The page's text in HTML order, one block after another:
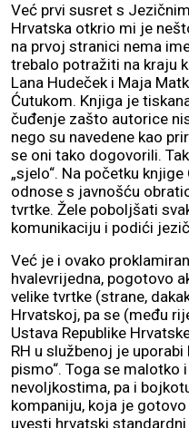
Već prvi susret s
Hrvatska otkrio mi je
na prvoj stranici nema
trebalo potražiti na kraju
Lana Hudeček i Maja
Ćutukom. Knjiga je
čuđenje zašto autorice
nego su navedene kao
se oni tako dogovorili.
„sjelo“. Na početku
odnose s javnošću
tvrtke. Žele poboljšati
komunikaciju i podići
Već je i ovako
hvalevrijedna, pogotovo
velike tvrtke (strane,
Hrvatskoj, pa se (među
Ustava Republike
RH u službenoj je
pismo“. Toga se malotko
nevoljkostima, pa i
kompaniju, koja je
uvesti hrvatski